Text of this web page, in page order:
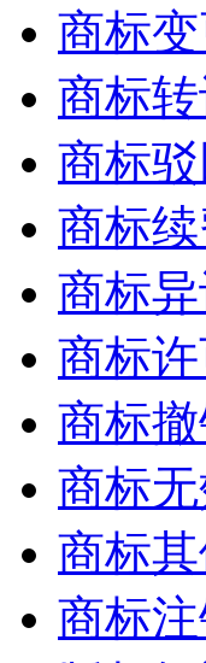
商标
商标
商标
商标
商标异
商标
商标
商标
商标
商标